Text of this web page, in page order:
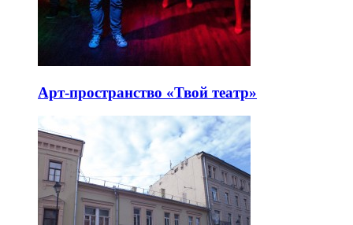
Арт-пространство «Твой театр»